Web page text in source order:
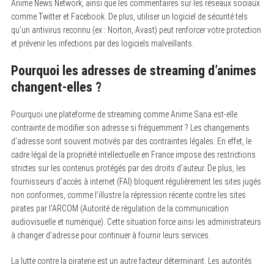
Anime News Network, ainsi que les commentaires sur les réseaux sociaux
comme Twitter et Facebook. De plus, utiliser un logiciel de sécurité tels
qu’un antivirus reconnu (ex : Norton, Avast) peut renforcer votre protection
et prévenir les infections par des logiciels malveillants.
Pourquoi les adresses de streaming d’animes
changent-elles ?
Pourquoi une plateforme de streaming comme Anime Sana est-elle
contrainte de modifier son adresse si fréquemment ? Les changements
d’adresse sont souvent motivés par des contraintes légales. En effet, le
cadre légal de la propriété intellectuelle en France impose des restrictions
strictes sur les contenus protégés par des droits d’auteur. De plus, les
fournisseurs d’accès à internet (FAI) bloquent régulièrement les sites jugés
non conformes, comme l’illustre la répression récente contre les sites
pirates par l’ARCOM (Autorité de régulation de la communication
audiovisuelle et numérique). Cette situation force ainsi les administrateurs
à changer d’adresse pour continuer à fournir leurs services.
La lutte contre la piraterie est un autre facteur déterminant. Les autorités